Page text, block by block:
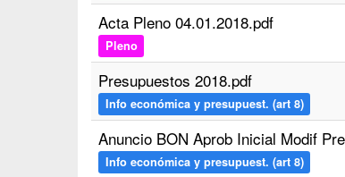
Acta Pleno 04.01.2018.pdf
Pleno
Presupuestos 2018.pdf
Info económica y presupuest. (art 8)
Anuncio BON Aprob Inicial Modif
Info económica y presupuest. (art 8)